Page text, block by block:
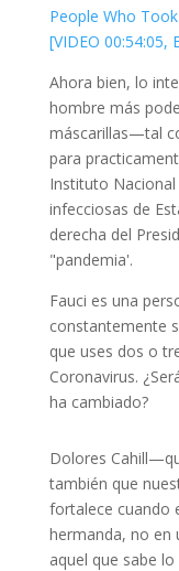
People Who Took
[VIDEO 00:54:05,
Ahora bien, lo
hombre más
máscarillas—tal
para
Instituto
infecciosas de
derecha del
"pandemia'.
Fauci es una
constantemente
que uses dos o
Coronavirus.
ha cambiado?
Dolores
también que
fortalece cuando
hermanda, no en
aquel que sabe